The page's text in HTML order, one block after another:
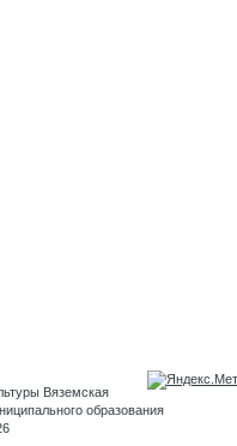
Вяземская
образования